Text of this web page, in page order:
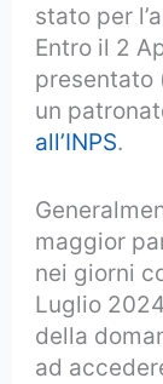
stato per
Entro il 2
presentato
un
all’INPS.
maggior
nei giorni
Luglio
della
ad